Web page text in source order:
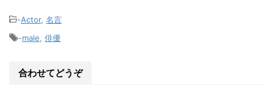
e
o
-Actor, 名言
-male, 俳優
合わせてどうぞ